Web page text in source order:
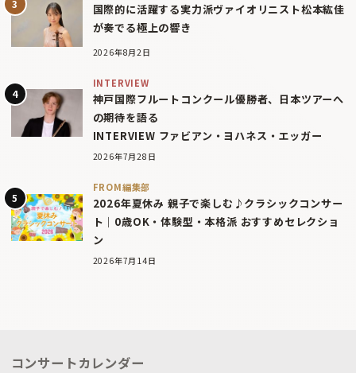
国際的に活躍する実力派ヴァイオリニスト松本紘佳
が奏でる極上の響き
2026年8月2日
INTERVIEW
神戸国際フルートコンクール優勝者、日本ツアーへ
の期待を語る
INTERVIEW ファビアン・ヨハネス・エッガー
2026年7月28日
FROM編集部
2026年夏休み 親子で楽しむ♪クラシックコンサー
ト｜0歳OK・体験型・本格派 おすすめセレクショ
ン
2026年7月14日
コンサートカレンダー